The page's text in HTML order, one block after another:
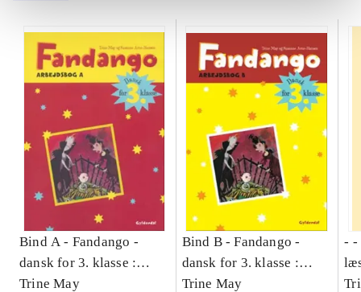
Bind A - Fandango -
dansk for 3. klasse :
grundbog -- Arbejdsbog.
Trine May
Bind B -Fandango -
dansk for 3. klasse :
grundbog -- Arbejdsbog.
Trine May
- -
-